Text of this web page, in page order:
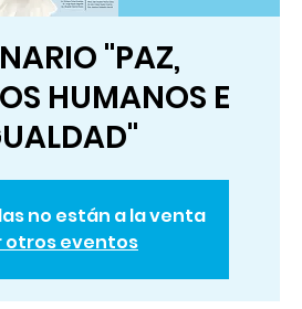
"PAZ,
HUMANOS E
no están a la venta
otros eventos